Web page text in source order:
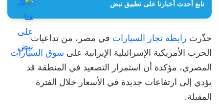
تابع أحدث أخبارنا على تطبيق نبض
حذّرت رابطة تجار السيارات في مصر، من تداعيات
الحرب الأمريكية الإسرائيلية الإيرانية على سوق السيارات
المصري، مؤكدة أن استمرار التصعيد في المنطقة قد
يؤدي إلى ارتفاعات جديدة في الأسعار خلال الفترة
المقبلة.